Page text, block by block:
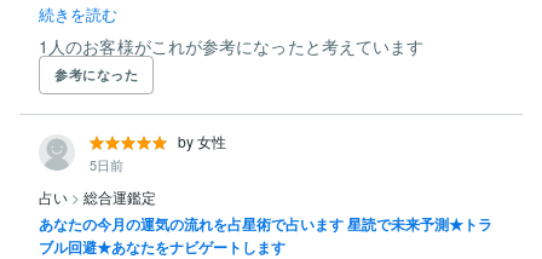
続きを読む
1人のお客様がこれが参考になったと考えています
参考になった
by 女性
5日前
占い > 総合運鑑定
あなたの今月の運気の流れを占星術で占います 星読で未来予測★トラ
ブル回避★あなたをナビゲートします